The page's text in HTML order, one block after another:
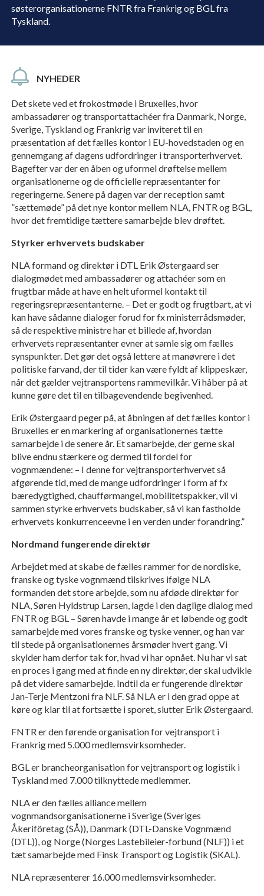
NYHEDER
søsterorganisationerne FNTR fra Frankrig og BGL fra
Tyskland.
Det skete ved et frokostmøde i Bruxelles, hvor
ambassadører og transportattachéer fra Danmark, Norge,
Sverige, Tyskland og Frankrig var inviteret til en
præsentation af det fælles kontor i EU-hovedstaden og en
gennemgang af dagens udfordringer i transporterhvervet.
Bagefter var der en åben og uformel drøftelse mellem
organisationerne og de officielle repræsentanter for
regeringerne. Senere på dagen var der reception samt
”sættemøde” på det nye kontor mellem NLA, FNTR og BGL,
hvor det fremtidige tættere samarbejde blev drøftet.
Styrker erhvervets budskaber
NLA formand og direktør i DTL Erik Østergaard ser
dialogmødet med ambassadører og attachéer som en
frugtbar måde at have en helt uformel kontakt til
regeringsrepræsentanterne. – Det er godt og frugtbart, at vi
kan have sådanne dialoger forud for fx ministerrådsmøder,
så de respektive ministre har et billede af, hvordan
erhvervets repræsentanter evner at samle sig om fælles
synspunkter. Det gør det også lettere at manøvrere i det
politiske farvand, der til tider kan være fyldt af klippeskær,
når det gælder vejtransportens rammevilkår. Vi håber på at
kunne gøre det til en tilbagevendende begivenhed.
Erik Østergaard peger på, at åbningen af det fælles kontor i
Bruxelles er en markering af organisationernes tætte
samarbejde i de senere år. Et samarbejde, der gerne skal
blive endnu stærkere og dermed til fordel for
vognmændene: – I denne for vejtransporterhvervet så
afgørende tid, med de mange udfordringer i form af fx
bæredygtighed, chaufførmangel, mobilitetspakker, vil vi
sammen styrke erhvervets budskaber, så vi kan fastholde
erhvervets konkurrenceevne i en verden under forandring.”
Nordmand fungerende direktør
Arbejdet med at skabe de fælles rammer for de nordiske,
franske og tyske vognmænd tilskrives ifølge NLA
formanden det store arbejde, som nu afdøde direktør for
NLA, Søren Hyldstrup Larsen, lagde i den daglige dialog med
FNTR og BGL – Søren havde i mange år et løbende og godt
samarbejde med vores franske og tyske venner, og han var
til stede på organisationernes årsmøder hvert gang. Vi
skylder ham derfor tak for, hvad vi har opnået. Nu har vi sat
en proces i gang med at finde en ny direktør, der skal udvikle
på det videre samarbejde. Indtil da er fungerende direktør
Jan-Terje Mentzoni fra NLF. Så NLA er i den grad oppe at
køre og klar til at fortsætte i sporet, slutter Erik Østergaard.
FNTR er den førende organisation for vejtransport i
Frankrig med 5.000 medlemsvirksomheder.
BGL er brancheorganisation for vejtransport og logistik i
Tyskland med 7.000 tilknyttede medlemmer.
NLA er den fælles alliance mellem
vognmandsorganisationerne i Sverige (Sveriges
Åkeriföretag (SÅ)), Danmark (DTL-Danske Vognmænd
(DTL)), og Norge (Norges Lastebileier-forbund (NLF)) i et
tæt samarbejde med Finsk Transport og Logistik (SKAL).
NLA repræsenterer 16.000 medlemsvirksomheder.